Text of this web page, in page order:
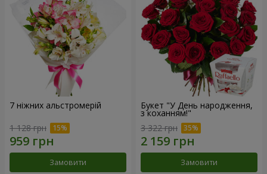
7 ніжних альстромерій
1 128 грн
Замовити
Букет "У День народження,
з коханням!"
3 322 грн
Замовити